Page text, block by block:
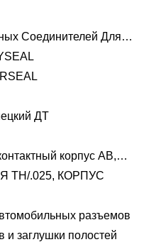
Соединителей Для
ДТ
корпус AB,
.025, КОРПУС
разъемов
и заглушки полостей